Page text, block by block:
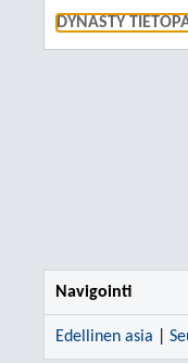
DYNASTY
Navigointi
Edellinen asia